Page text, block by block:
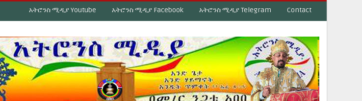
አትሮንስ ሚዲያ Youtube አትሮንስ ሚዲያ Facebook አትሮንስ ሚዲያ Telegram Contact